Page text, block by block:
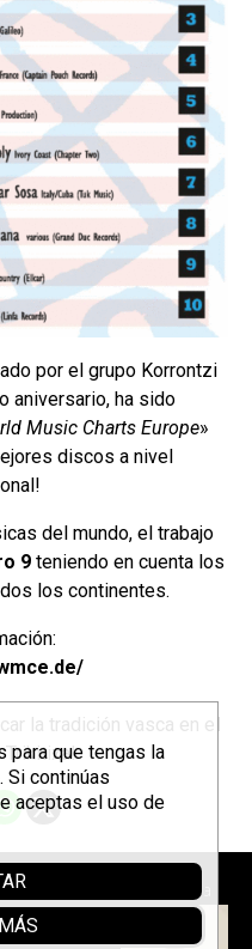
por el grupo Korrontzi
aniversario, ha sido
Music Charts Europe»
discos a nivel
del mundo, el trabajo
9 teniendo en cuenta los
los continentes.
la tradición vasca en el
Trikitixa!
Patrocina
para que tengas la
Si continúas
aceptas el uso de